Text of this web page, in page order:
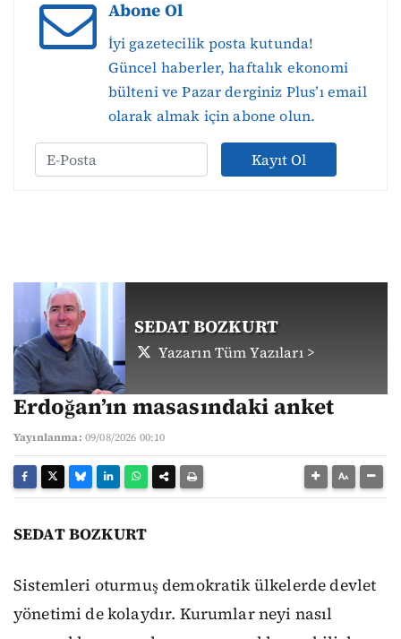
Abone Ol
İyi gazetecilik posta kutunda!
Güncel haberler, haftalık ekonomi
bülteni ve Pazar derginiz Plus’ı email
olarak almak için abone olun.
Kayıt Ol
SEDAT BOZKURT
Yazarın Tüm Yazıları >
Erdoğan’ın masasındaki anket
Yayınlanma: 09/08/2026 00:10
SEDAT BOZKURT
Sistemleri oturmuş demokratik ülkelerde devlet
yönetimi de kolaydır. Kurumlar neyi nasıl